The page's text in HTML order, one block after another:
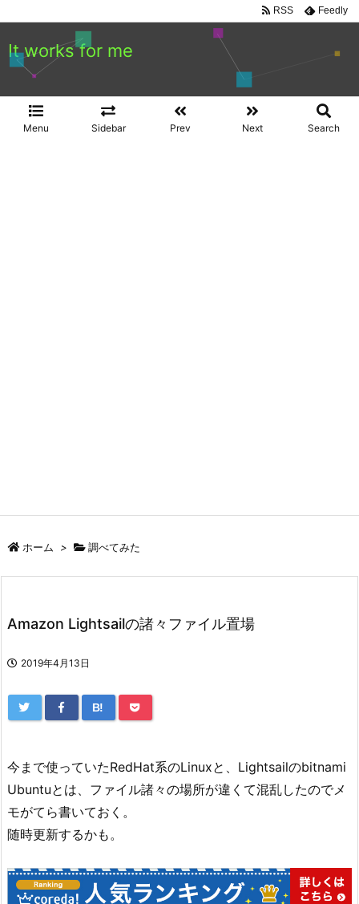
It works for me
Menu Sidebar Prev Next Search
RSS Feedly
ホーム > 調べてみた
Amazon Lightsailの諸々ファイル置場
2019年4月13日
B!
今まで使っていたRedHat系のLinuxと、Lightsailのbitnami
Ubuntuとは、ファイル諸々の場所が違くて混乱したのでメ
モがてら書いておく。
随時更新するかも。